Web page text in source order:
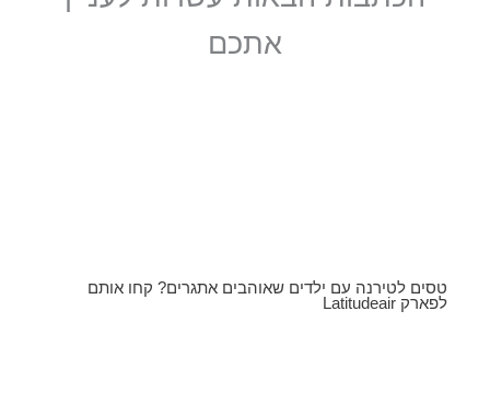
אתכם
טסים לטירנה עם ילדים שאוהבים אתגרים? קחו אותם
לפארק Latitudeair